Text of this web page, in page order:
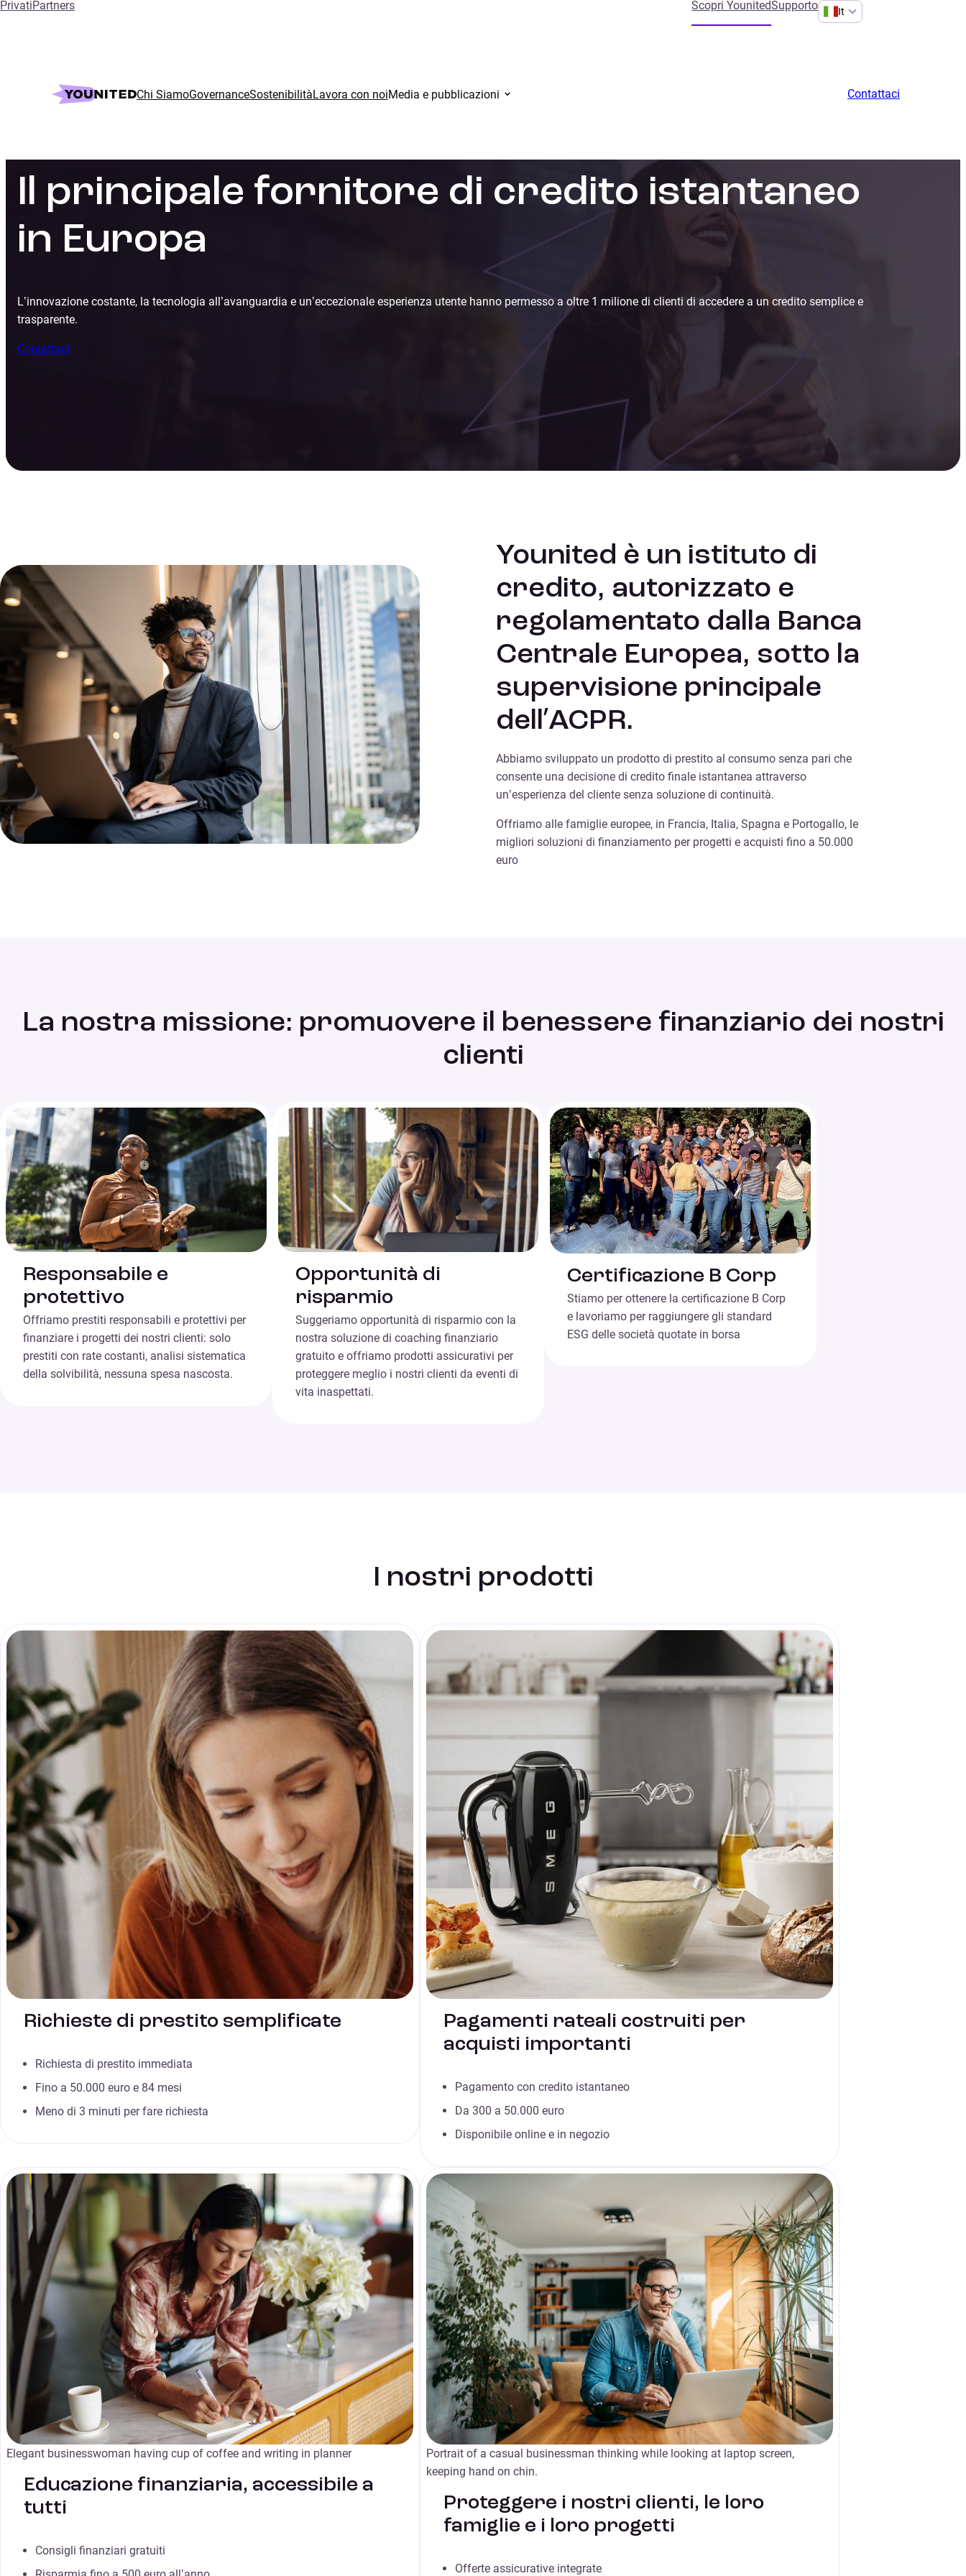
PrivatiPartners Scopri YounitedSupporto It
Chi SiamoGovernanceSostenibilitàLavora con noiMedia e pubblicazioni Contattaci
Il principale fornitore di credito istantaneo
in Europa
L’innovazione costante, la tecnologia all’avanguardia e un’eccezionale esperienza utente hanno permesso a oltre 1 milione di clienti di accedere a un credito semplice e
trasparente.
Contattaci
Younited è un istituto di
credito, autorizzato e
regolamentato dalla Banca
Centrale Europea, sotto la
supervisione principale
dell’ACPR.
Abbiamo sviluppato un prodotto di prestito al consumo senza pari che
consente una decisione di credito finale istantanea attraverso
un’esperienza del cliente senza soluzione di continuità.
Offriamo alle famiglie europee, in Francia, Italia, Spagna e Portogallo, le
migliori soluzioni di finanziamento per progetti e acquisti fino a 50.000
euro
La nostra missione: promuovere il benessere finanziario dei nostri
clienti
Responsabile e
protettivo
Offriamo prestiti responsabili e protettivi per
finanziare i progetti dei nostri clienti: solo
prestiti con rate costanti, analisi sistematica
della solvibilità, nessuna spesa nascosta.
Opportunità di
risparmio
Suggeriamo opportunità di risparmio con la
nostra soluzione di coaching finanziario
gratuito e offriamo prodotti assicurativi per
proteggere meglio i nostri clienti da eventi di
vita inaspettati.
Certificazione B Corp
Stiamo per ottenere la certificazione B Corp
e lavoriamo per raggiungere gli standard
ESG delle società quotate in borsa
I nostri prodotti
Richieste di prestito semplificate
Richiesta di prestito immediata
Fino a 50.000 euro e 84 mesi
Meno di 3 minuti per fare richiesta
Pagamenti rateali costruiti per
acquisti importanti
Pagamento con credito istantaneo
Da 300 a 50.000 euro
Disponibile online e in negozio
Elegant businesswoman having cup of coffee and writing in planner
Educazione finanziaria, accessibile a
tutti
Consigli finanziari gratuiti
Portrait of a casual businessman thinking while looking at laptop screen,
keeping hand on chin.
Proteggere i nostri clienti, le loro
famiglie e i loro progetti
Offerte assicurative integrate